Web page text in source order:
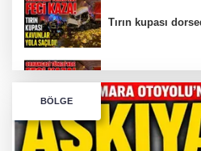
Tırın kupası
Bursa’da
İHRACAT
BÖLGE